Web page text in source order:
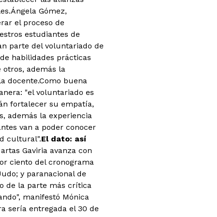
Gómez,
el proceso de
estudiantes de
parte del voluntariado de
habilidades prácticas
además la
docente.Como buena
"el voluntariado es
fortalecer su empatía,
además la experiencia
van a poder conocer
cultural".El dato: así
Gaviria avanza con
ciento del cronograma
y paranacional de
de la parte más crítica
manifestó Mónica
sería entregada el 30 de